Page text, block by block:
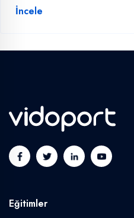
İncele
Eğitimler